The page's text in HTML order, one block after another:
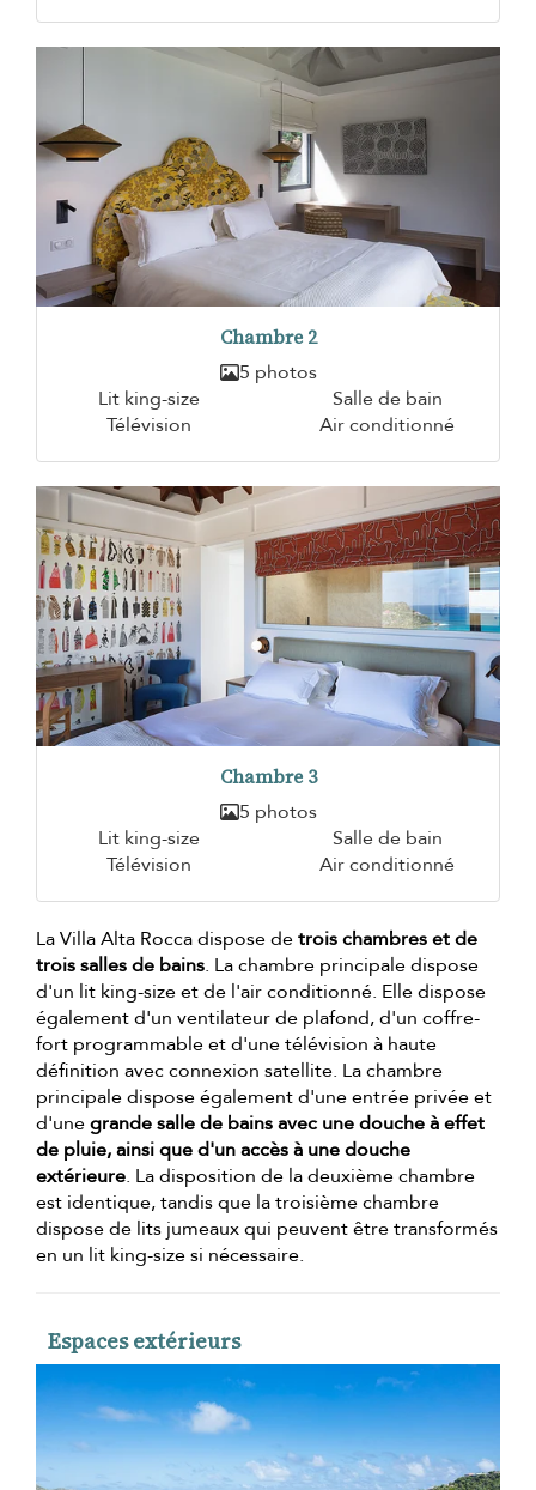
Chambre 2
5 photos
Lit king-size
Salle de bain
Télévision
Air conditionné
Chambre 3
5 photos
Lit king-size
Salle de bain
Télévision
Air conditionné
La Villa Alta Rocca dispose detrois chambres et de
trois salles de bains. La chambre principale dispose
d'un lit king-size et de l'air conditionné. Elle dispose
également d'un ventilateur de plafond, d'un coffre-
fort programmable et d'une télévision à haute
définition avec connexion satellite. La chambre
principale dispose également d'une entrée privée et
d'unegrande salle de bains avec une douche à effet
de pluie, ainsi que d'un accès à une douche
extérieure. La disposition de la deuxième chambre
est identique, tandis que la troisième chambre
dispose de lits jumeaux qui peuvent être transformés
en un lit king-size si nécessaire.
Espaces extérieurs